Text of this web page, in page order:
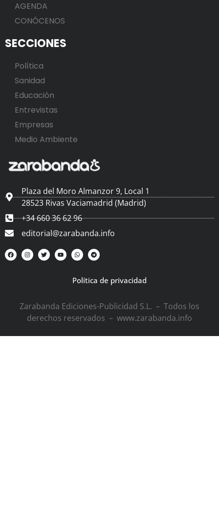
AGENDA
CONÓCENOS
SECCIONES
Política
Sanidad
Educación
Entrevistas
Empresas
Medio Ambiente
Plaza del Moro Almanzor 9, Local 1
28523 Rivas Vaciamadrid (Madrid)
+34 660 36 62 96
editorial@zarabanda.info
Política de privacidad
Zarabanda Ediciones-Publicidad S.L. – Todos los
derechos reservados – www.zarabanda.info